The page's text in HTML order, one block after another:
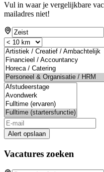
Vul in waar je vergelijkbare
mailadres niet!
Alert opslaan
Vacatures zoeken